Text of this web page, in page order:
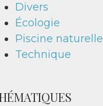
Divers
Écologie
Piscine naturelle
Technique